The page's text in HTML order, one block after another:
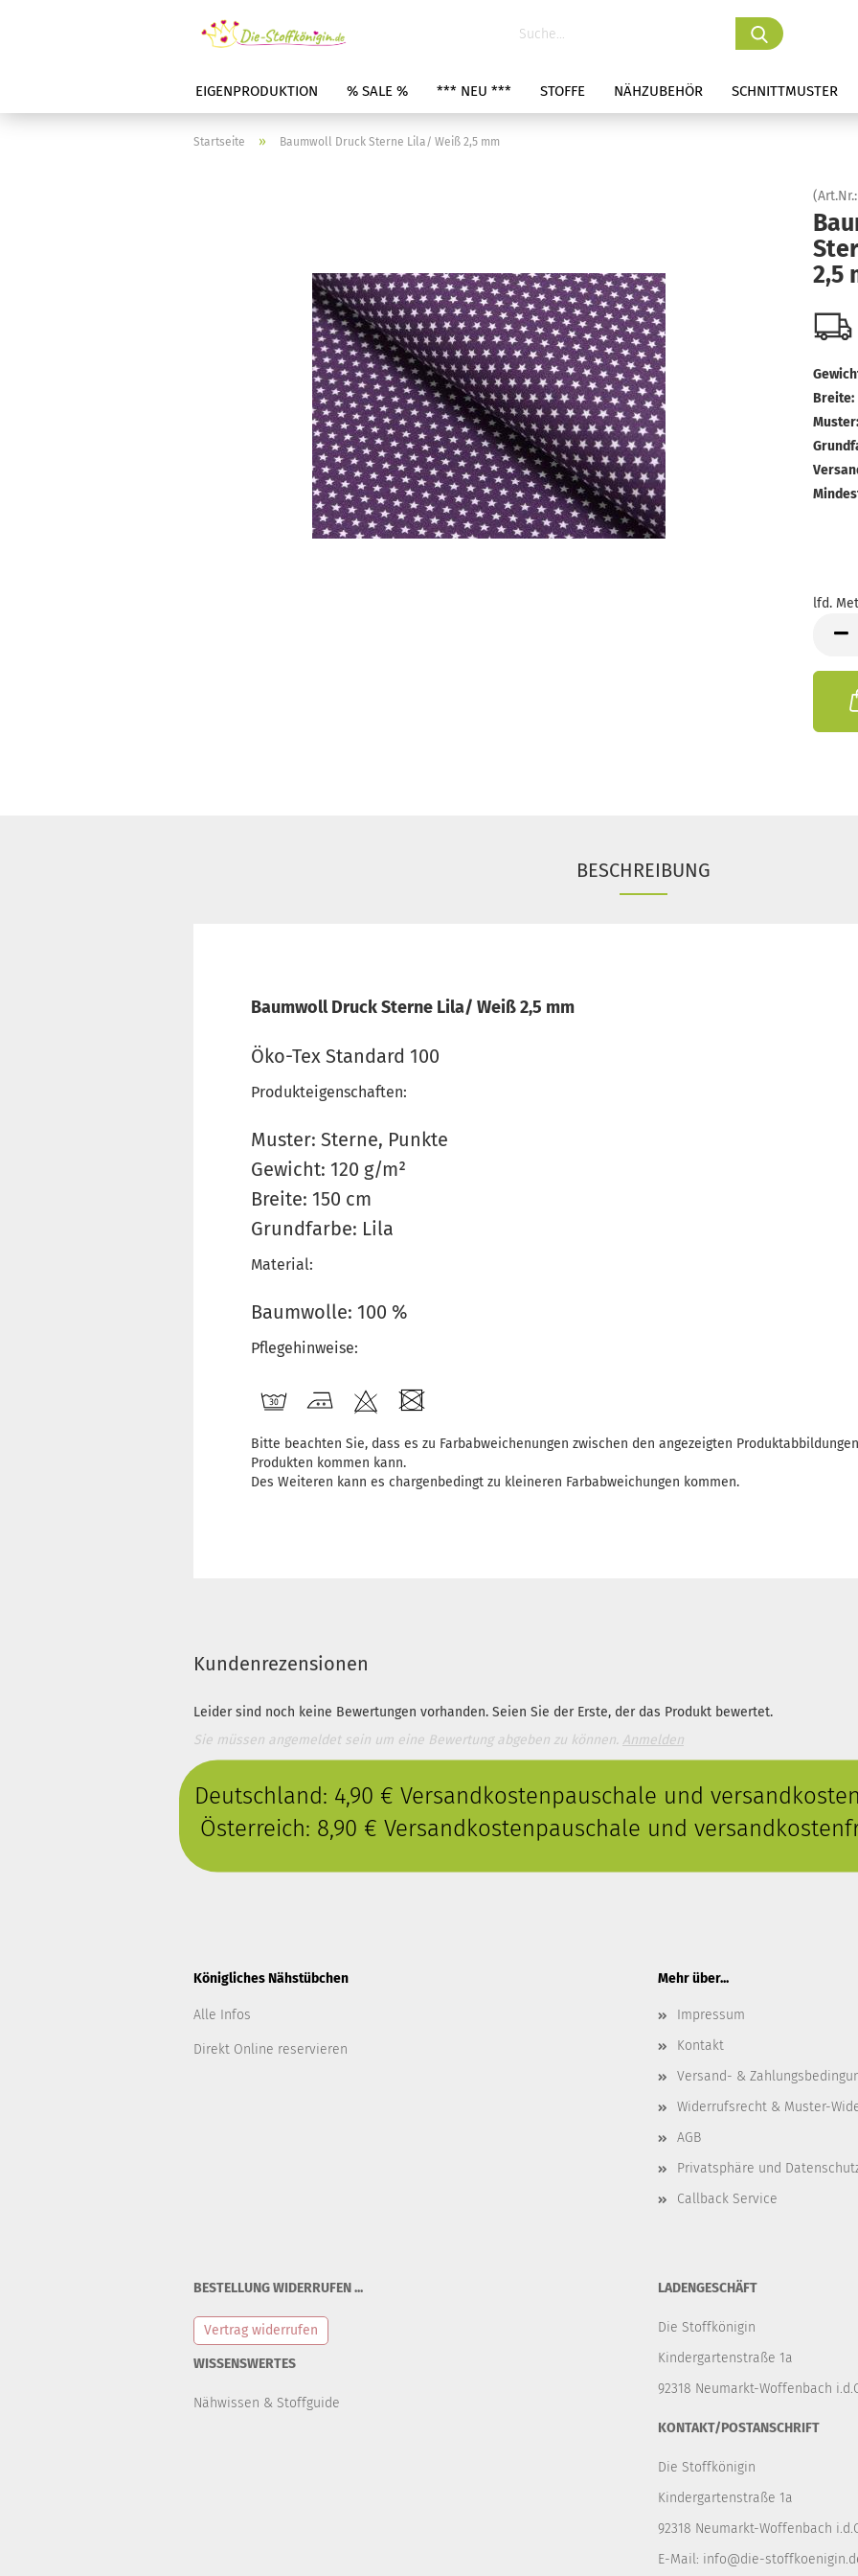
EIGENPRODUKTION % SALE % *** NEU *** STOFFE NÄHZUBEHÖR SCHNITTMUSTER
Startseite » Baumwoll Druck Sterne Lila/ Weiß 2,5 mm
(Art.Nr.:
2,5
Breite:
Muster:
lfd.
BESCHREIBUNG
Baumwoll Druck Sterne Lila/ Weiß 2,5 mm
Öko-Tex Standard 100
Produkteigenschaften:
Muster: Sterne, Punkte
Gewicht: 120 g/m²
Breite: 150 cm
Grundfarbe: Lila
Material:
Baumwolle: 100 %
Pflegehinweise:
Bitte beachten Sie, dass es zu Farbabweichenungen zwischen den angezeigten
Produkten kommen kann.
Des Weiteren kann es chargenbedingt zu kleineren Farbabweichungen kommen.
Kundenrezensionen
Leider sind noch keine Bewertungen vorhanden. Seien Sie der Erste, der das Produkt bewertet.
Sie müssen angemeldet sein um eine Bewertung abgeben zu können. Anmelden
Deutschland: 4,90 € Versandkostenpauschale und
Österreich: 8,90 € Versandkostenpauschale und
Königliches Nähstübchen
Alle Infos
Direkt Online reservieren
Mehr über...
Impressum
Kontakt
Versand- &
Widerrufsrecht & Muster-
AGB
Privatsphäre und
Callback Service
BESTELLUNG WIDERRUFEN ...
Vertrag widerrufen
WISSENSWERTES
Nähwissen & Stoffguide
LADENGESCHÄFT
Die Stoffkönigin
Kindergartenstraße 1a
92318 Neumarkt-Woffenbach
KONTAKT/POSTANSCHRIFT
Die Stoffkönigin
Kindergartenstraße 1a
92318 Neumarkt-Woffenbach
E-Mail: info@die-